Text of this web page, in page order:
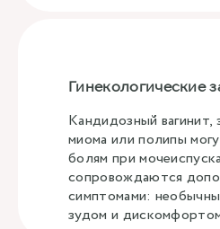
Гинекологические
Кандидозный вагинит,
миома или полипы
болям при
сопровождаются
симптомами:
зудом и